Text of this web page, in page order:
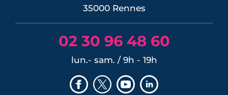
35000 Rennes
02 30 96 48 60
lun.- sam. / 9h - 19h